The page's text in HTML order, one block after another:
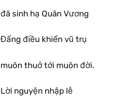
đã sinh hạ Quân Vương
Đấng điều khiển vũ trụ
muôn thuở tới muôn đời.
Lời nguyện nhập lễ